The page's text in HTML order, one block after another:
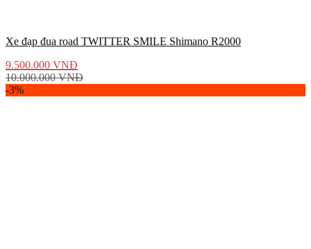
Xe đạp đua road TWITTER SMILE Shimano R2000
9.500.000 VNĐ
10.000.000VNĐ
-3%